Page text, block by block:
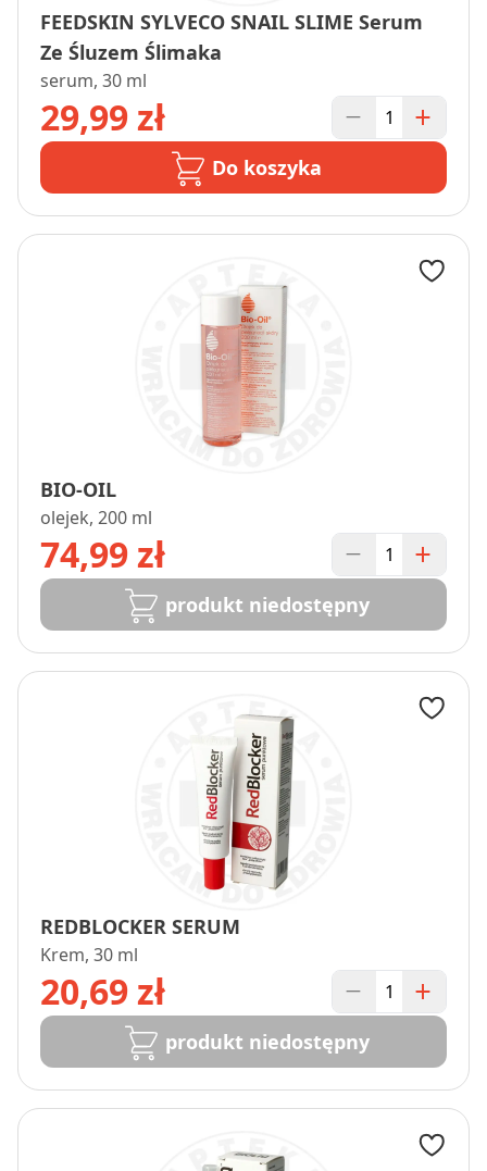
FEEDSKIN SYLVECO SNAIL SLIME Serum
Ze Śluzem Ślimaka
serum, 30 ml
29,99 zł
Do koszyka
BIO-OIL
olejek, 200 ml
74,99 zł
produkt niedostępny
REDBLOCKER SERUM
Krem, 30 ml
20,69 zł
produkt niedostępny